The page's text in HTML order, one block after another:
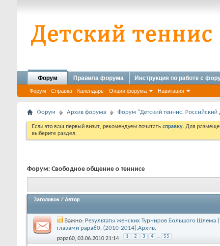
Форум
Форум Справка Календарь Опции форума Навигация
Правила форума Инструкция по работе с
Форум Архив форума Форум "Детский теннис. Российский
Если это ваш первый визит, рекомендуем почитать справку. Для
выберите раздел.
Форум: Свободное общение о теннисе
Заголовок / Автор
Важно: Результаты женских Турниров Большого Шлема
глазами papa60. (2010-2014).Архив.
papa60, 03.06.2010 21:14 1 2 3 4 ... 55